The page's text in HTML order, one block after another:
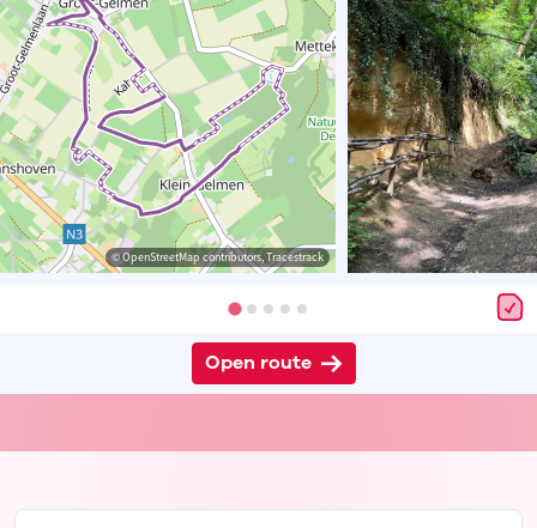
© OpenStreetMap contributors, Tracestrack
Open route